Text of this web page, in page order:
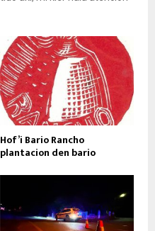
Hof’i Bario Rancho
plantacion den bario